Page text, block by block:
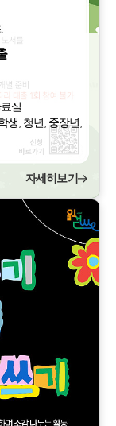
실
생, 청년, 중장년,
자세히보기